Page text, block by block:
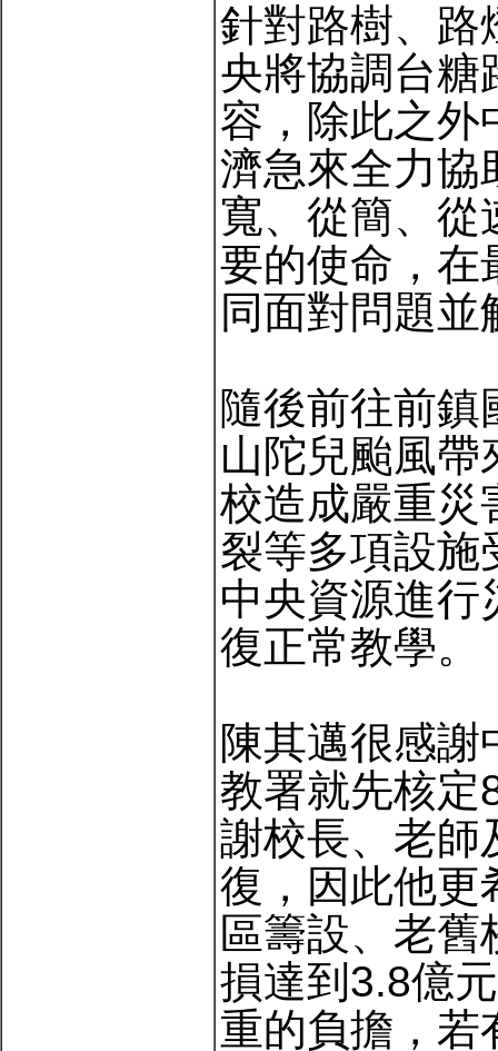
針對路樹、路
央將協調台糖
容，除此之外
濟急來全力協
寬、從簡、從
要的使命，在
同面對問題並
隨後前往前
山陀兒颱風帶
校造成嚴重災
裂等多項設施
中央資源進行
復正常教學。
陳其邁很感
教署就先核定
謝校長、老師
復，因此他更
區籌設、老
損達到3.8億
重的負擔，若